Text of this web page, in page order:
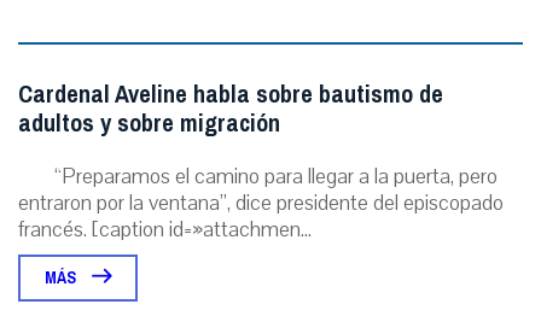
Cardenal Aveline habla sobre bautismo de
adultos y sobre migración
“Preparamos el camino para llegar a la puerta, pero
entraron por la ventana”, dice presidente del episcopado
francés. [caption id=»attachmen...
MÁS